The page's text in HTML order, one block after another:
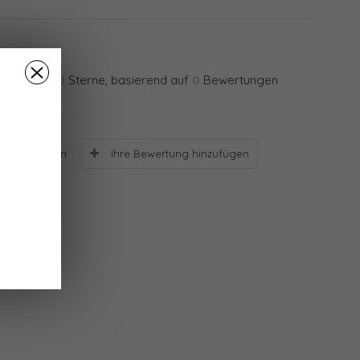
0 Sterne, basierend auf 0 Bewertungen
Bewertungen Ihre Bewertung hinzufügen